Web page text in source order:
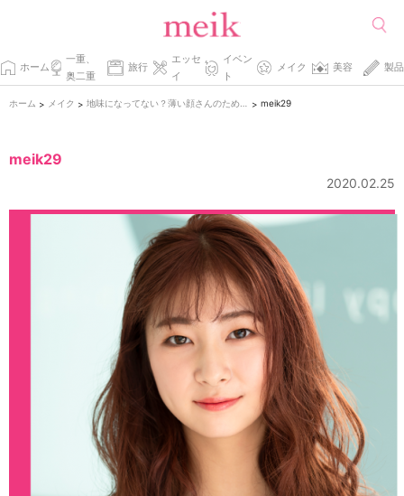
ホーム
一重、
奥二重
旅行
エッセ
イ
イベン
ト
メイク 美容 製品
ホーム > メイク > > meik29
meik29
2020.02.25